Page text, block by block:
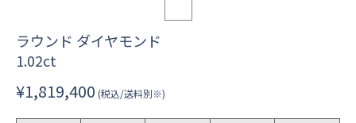
ラウンド ダイヤモンド
1.02ct
¥1,819,400 (税込/送料別※)